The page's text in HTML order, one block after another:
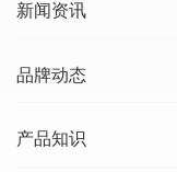
新闻资讯
品牌动态
产品知识